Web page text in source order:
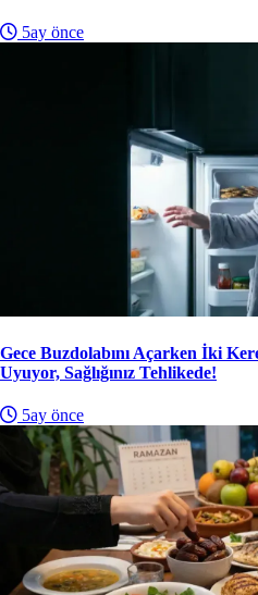
5ay önce
Gece Buzdolabını Açarken İki
Uyuyor, Sağlığınız Tehlikede!
5ay önce